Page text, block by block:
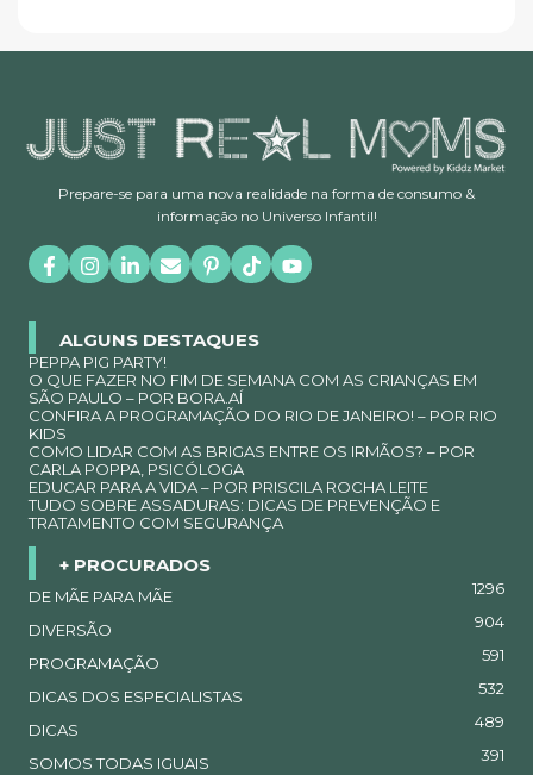
Prepare-se para uma nova realidade na forma de consumo &
informação no Universo Infantil!
ALGUNS DESTAQUES
PEPPA PIG PARTY!
O QUE FAZER NO FIM DE SEMANA COM AS CRIANÇAS EM
SÃO PAULO – POR BORA.AÍ
CONFIRA A PROGRAMAÇÃO DO RIO DE JANEIRO! – POR RIO
KIDS
COMO LIDAR COM AS BRIGAS ENTRE OS IRMÃOS? – POR
CARLA POPPA, PSICÓLOGA
EDUCAR PARA A VIDA – POR PRISCILA ROCHA LEITE
TUDO SOBRE ASSADURAS: DICAS DE PREVENÇÃO E
TRATAMENTO COM SEGURANÇA
+ PROCURADOS
DE MÃE PARA MÃE 1296
DIVERSÃO 904
PROGRAMAÇÃO 591
DICAS DOS ESPECIALISTAS 532
DICAS 489
SOMOS TODAS IGUAIS 391